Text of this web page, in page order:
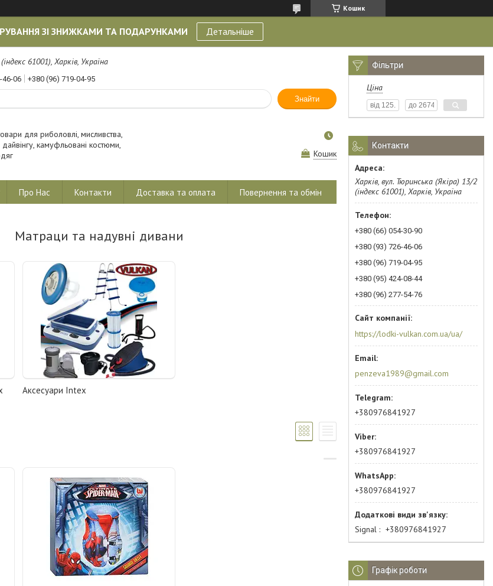
Кошик
ЗІ ЗНИЖКАМИ ТА ПОДАРУНКАМИ Детальніше
61001), Харків, Україна
46-06 +380 (96) 719-04-95
Знайти
для риболовлі, мисливства,
камуфльовані костюми,
Кошик
Про Нас Контакти Доставка та оплата Повернення та обмін
Матраци та надувні дивани
Аксесуари Intex
Фільтри
Ціна
Контакти
Харків, вул. Тюринська (Якіра) 13/2
(індекс 61001), Харків, Україна
+380 (66) 054-30-90
+380 (93) 726-46-06
+380 (96) 719-04-95
+380 (95) 424-08-44
+380 (96) 277-54-76
https://lodki-vulkan.com.ua/ua/
penzeva1989@gmail.com
+380976841927
+380976841927
+380976841927
Signal +380976841927
Графік роботи